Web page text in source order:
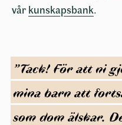
vår kunskapsbank.
”Tack! För att ni
mina barn att
som dom älskar.